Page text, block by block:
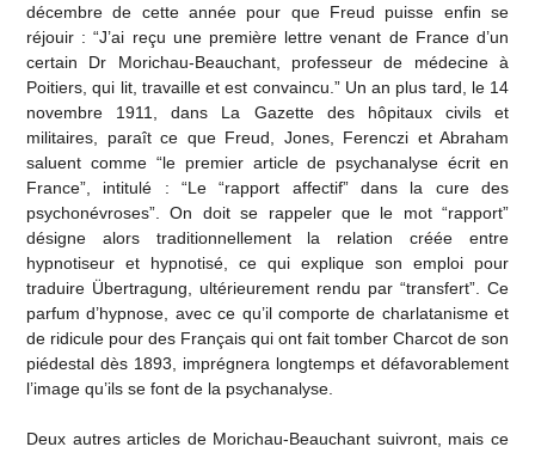
décembre de cette année pour que Freud puisse enfin se
réjouir : “J’ai reçu une première lettre venant de France d’un
certain Dr Morichau-Beauchant, professeur de médecine à
Poitiers, qui lit, travaille et est convaincu.” Un an plus tard, le 14
novembre 1911, dans La Gazette des hôpitaux civils et
militaires, paraît ce que Freud, Jones, Ferenczi et Abraham
saluent comme “le premier article de psychanalyse écrit en
France”, intitulé : “Le “rapport affectif” dans la cure des
psychonévroses”. On doit se rappeler que le mot “rapport”
désigne alors traditionnellement la relation créée entre
hypnotiseur et hypnotisé, ce qui explique son emploi pour
traduire Übertragung, ultérieurement rendu par “transfert”. Ce
parfum d’hypnose, avec ce qu’il comporte de charlatanisme et
de ridicule pour des Français qui ont fait tomber Charcot de son
piédestal dès 1893, imprégnera longtemps et défavorablement
l’image qu’ils se font de la psychanalyse.
Deux autres articles de Morichau-Beauchant suivront, mais ce